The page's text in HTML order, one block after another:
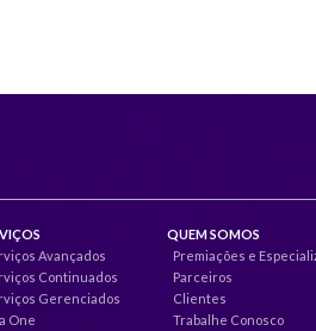
Avançados
Continuados
Gerenciados
One
QUEM SOMOS
Premiações e
Parceiros
Clientes
Trabalhe Conosco